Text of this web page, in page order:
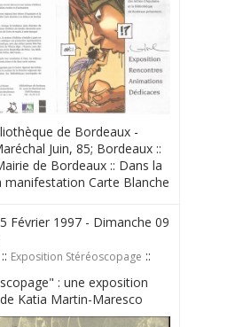
de Bordeaux -
Juin, 85; Bordeaux ::
de Bordeaux :: Dans la
manifestation Carte Blanche
Février 1997 - Dimanche 09
Exposition Stéréoscopage ::
: une exposition
Katia Martin-Maresco